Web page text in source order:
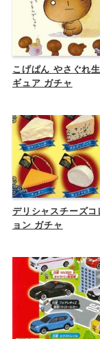
こげぱん やさぐれ
ギュア ガチャ
デリシャスチーズコ
ョン ガチャ